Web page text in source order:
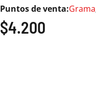
Puntos de venta:Grama
$4.200